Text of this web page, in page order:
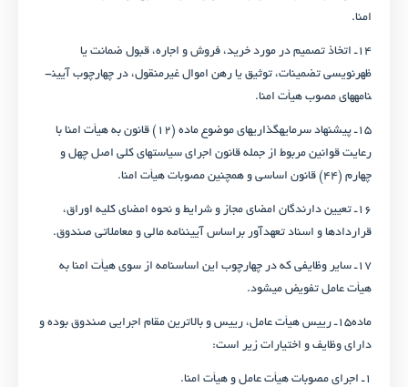
امنا.
۱۴ـ اتخاذ تصمیم در مورد خرید، فروش و اجاره، قبول ضمانت یا
ظهرنویسی تضمینات، توثیق یا رهن اموال غیرمنقول، در چهارچوب آیین­
نامه­های مصوب هیأت امنا.
۱۵ـ پیشنهاد سرمایه­گذاری­های موضوع ماده (۱۲) قانون به هیأت امنا با
رعایت قوانین مربوط از جمله قانون اجرای سیاست­های کلی اصل چهل و
چهارم (۴۴) قانون اساسی و همچنین مصوبات هیأت امنا.
۱۶ـ تعیین دارندگان امضای مجاز و شرایط و نحوه امضای کلیه اوراق،
قراردادها و اسناد تعهدآور براساس آیین­نامه مالی و معاملاتی صندوق.
۱۷ـ سایر وظایفی که در چهارچوب این اساسنامه از سوی هیأت امنا به
هیأت عامل تفویض می­شود.
ماده۱۵ـ رییس هیأت عامل، رییس و بالاترین مقام اجرایی صندوق بوده و
دارای وظایف و اختیارات زیر است:
۱ـ اجرای مصوبات هیأت عامل و هیأت امنا.